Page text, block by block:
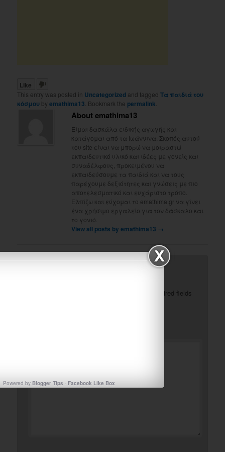
Like
This entry was posted in Uncategorized and taggedΤα παιδιά του
κόσμου byemathima13. Bookmark the permalink.
About emathima13
Είμαι δασκάλα ειδικής αγωγής και
κατάγομαι από τα Ιωάννινα. Σκοπός αυτού
του site είναι να μπορώ να μοιραστώ
εκπαιδευτικό υλικό και ιδέες με γονείς και
συναδέλφους, προκειμένου να
εκπαιδεύσουμε τα παιδιά και να τους
παρέχουμε δεξιότητες και γνώσεις με πιο
αποτελεσματικό και ευχάριστο τρόπο.
Ελπίζω και εύχομαι το emathima.gr να γίνει
ένα χρήσιμο εργαλείο για τον δάσκαλο και
το γονιό.
View all posts by emathima13 →
Required fields
Powered by Blogger Tips - Facebook Like Box